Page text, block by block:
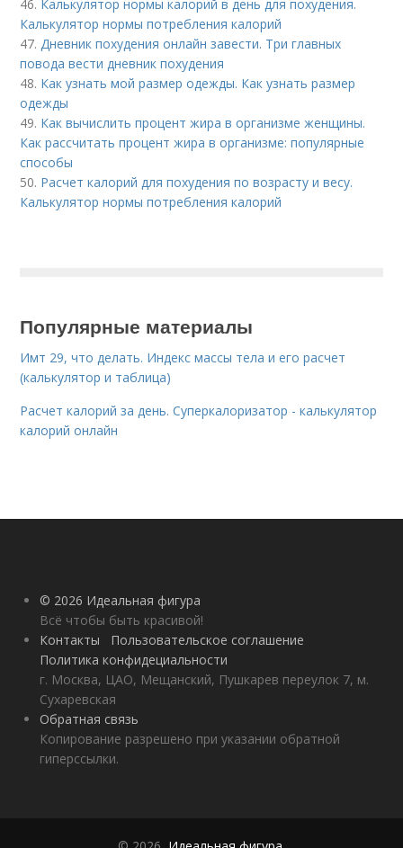
46. Калькулятор нормы калорий в день для похудения.
Калькулятор нормы потребления калорий
47.Дневник похудения онлайн завести. Три главных
повода вести дневник похудения
48. Как узнать мой размер одежды. Как узнать размер
одежды
49. Как вычислить процент жира в организме женщины.
Как рассчитать процент жира в организме: популярные
способы
50. Расчет калорий для похудения по возрасту и весу.
Калькулятор нормы потребления калорий
Популярные материалы
Имт 29, что делать. Индекс массы тела и его расчет
(калькулятор и таблица)
Расчет калорий за день. Суперкалоризатор - калькулятор
калорий онлайн
© 2026 Идеальная фигура
Всё чтобы быть красивой!
Контакты
Пользовательское соглашение
Политика конфидециальности
г. Москва, ЦАО, Мещанский, Пушкарев переулок 7, м.
Сухаревская
Обратная связь
Копирование разрешено при указании обратной
гиперссылки.